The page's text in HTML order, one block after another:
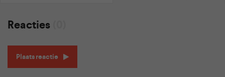
Reacties
Plaats reactie